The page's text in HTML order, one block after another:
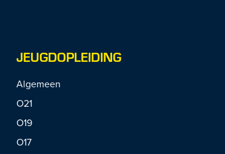
JEUGDOPLEIDING
Algemeen
O21
O19
O17